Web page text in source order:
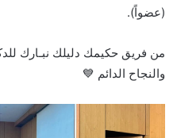
(عضواً).
من فريق حكيمك دليلك نبـارك
والنجاح الدائم 💙